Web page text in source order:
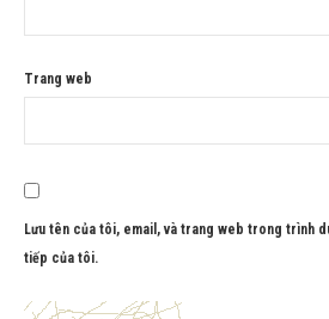
Trang web
Lưu tên của tôi, email, và trang web trong trình
tiếp của tôi.